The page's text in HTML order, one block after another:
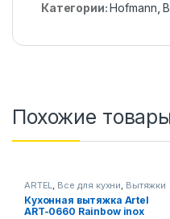
Категории:Hofmann ,
Похожие
ARTEL, Все для кухни, Вытяжки
Кухонная вытяжка Artel
ART-0660 Rainbow inox